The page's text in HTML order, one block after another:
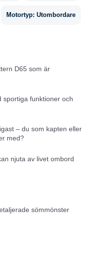
Motortyp: Utombordare
D65 som är
sportiga funktioner och
– du som kapten eller
med?
njuta av livet ombord
sömmönster